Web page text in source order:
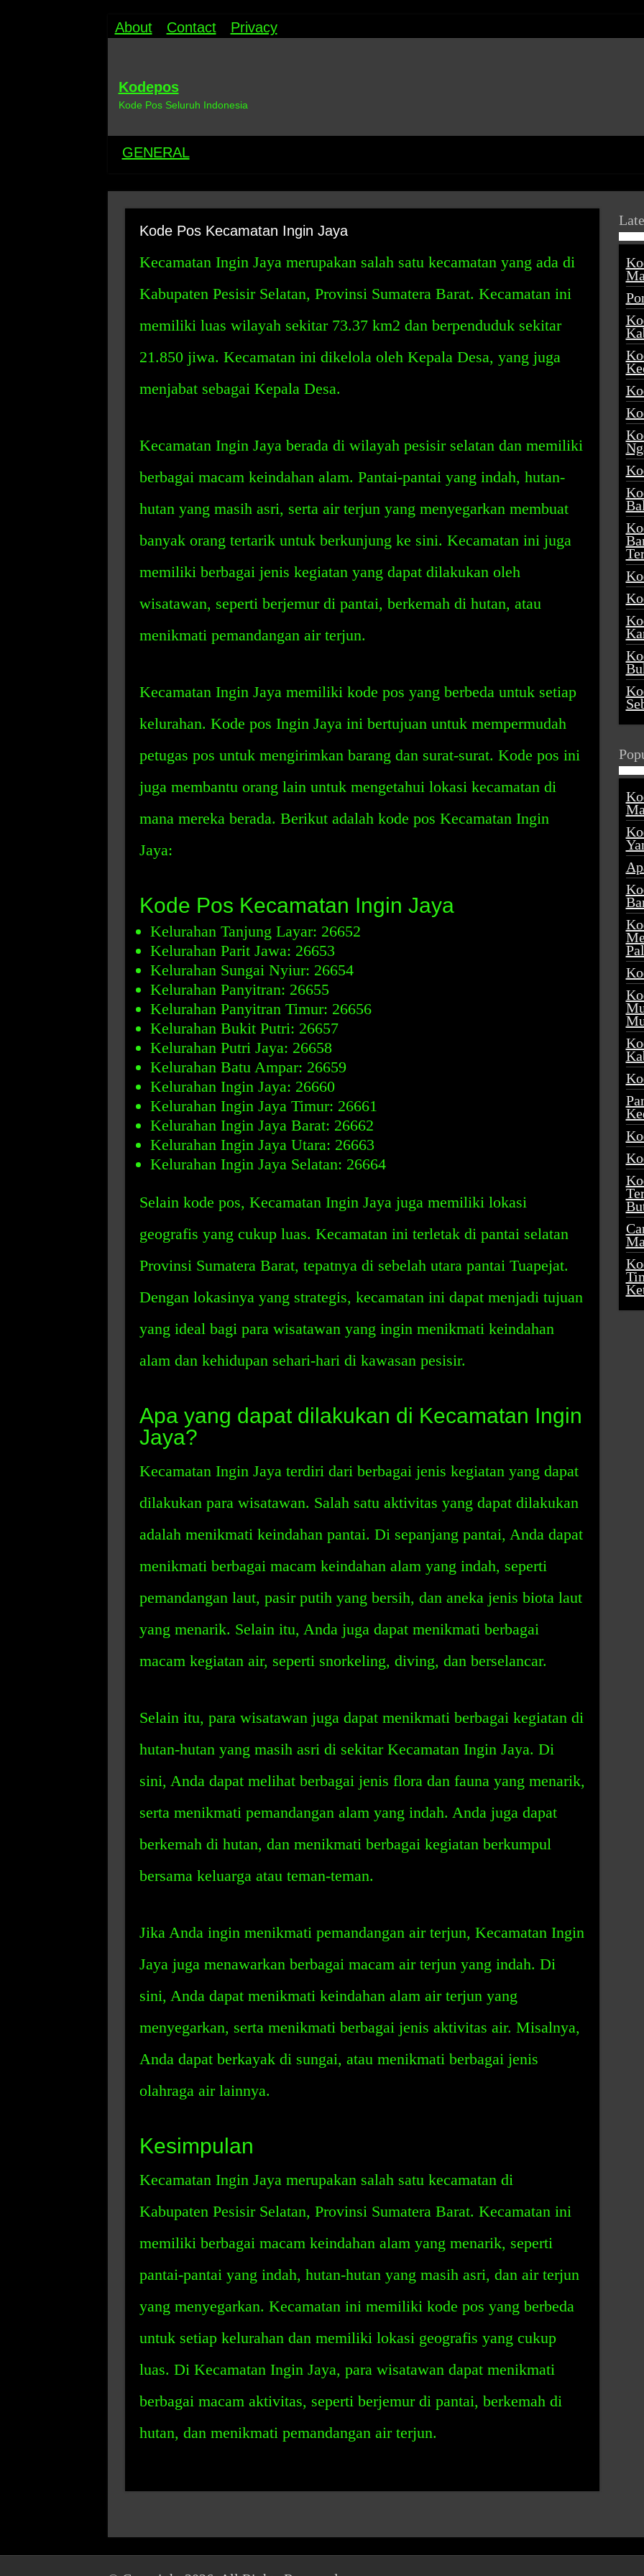
About Contact Privacy
Kodepos
Kode Pos Seluruh Indonesia
GENERAL
Kode Pos Kecamatan Ingin Jaya
Kecamatan Ingin Jaya merupakan salah satu kecamatan yang ada di
Kabupaten Pesisir Selatan, Provinsi Sumatera Barat. Kecamatan ini
memiliki luas wilayah sekitar 73.37 km2 dan berpenduduk sekitar
21.850 jiwa. Kecamatan ini dikelola oleh Kepala Desa, yang juga
menjabat sebagai Kepala Desa.
Kecamatan Ingin Jaya berada di wilayah pesisir selatan dan memiliki
berbagai macam keindahan alam. Pantai-pantai yang indah, hutan-
hutan yang masih asri, serta air terjun yang menyegarkan membuat
banyak orang tertarik untuk berkunjung ke sini. Kecamatan ini juga
memiliki berbagai jenis kegiatan yang dapat dilakukan oleh
wisatawan, seperti berjemur di pantai, berkemah di hutan, atau
menikmati pemandangan air terjun.
Kecamatan Ingin Jaya memiliki kode pos yang berbeda untuk setiap
kelurahan. Kode pos Ingin Jaya ini bertujuan untuk mempermudah
petugas pos untuk mengirimkan barang dan surat-surat. Kode pos ini
juga membantu orang lain untuk mengetahui lokasi kecamatan di
mana mereka berada. Berikut adalah kode pos Kecamatan Ingin
Jaya:
Kode Pos Kecamatan Ingin Jaya
Kelurahan Tanjung Layar: 26652
Kelurahan Parit Jawa: 26653
Kelurahan Sungai Nyiur: 26654
Kelurahan Panyitran: 26655
Kelurahan Panyitran Timur: 26656
Kelurahan Bukit Putri: 26657
Kelurahan Putri Jaya: 26658
Kelurahan Batu Ampar: 26659
Kelurahan Ingin Jaya: 26660
Kelurahan Ingin Jaya Timur: 26661
Kelurahan Ingin Jaya Barat: 26662
Kelurahan Ingin Jaya Utara: 26663
Kelurahan Ingin Jaya Selatan: 26664
Selain kode pos, Kecamatan Ingin Jaya juga memiliki lokasi
geografis yang cukup luas. Kecamatan ini terletak di pantai selatan
Provinsi Sumatera Barat, tepatnya di sebelah utara pantai Tuapejat.
Dengan lokasinya yang strategis, kecamatan ini dapat menjadi tujuan
yang ideal bagi para wisatawan yang ingin menikmati keindahan
alam dan kehidupan sehari-hari di kawasan pesisir.
Apa yang dapat dilakukan di Kecamatan Ingin
Jaya?
Kecamatan Ingin Jaya terdiri dari berbagai jenis kegiatan yang dapat
dilakukan para wisatawan. Salah satu aktivitas yang dapat dilakukan
adalah menikmati keindahan pantai. Di sepanjang pantai, Anda dapat
menikmati berbagai macam keindahan alam yang indah, seperti
pemandangan laut, pasir putih yang bersih, dan aneka jenis biota laut
yang menarik. Selain itu, Anda juga dapat menikmati berbagai
macam kegiatan air, seperti snorkeling, diving, dan berselancar.
Selain itu, para wisatawan juga dapat menikmati berbagai kegiatan di
hutan-hutan yang masih asri di sekitar Kecamatan Ingin Jaya. Di
sini, Anda dapat melihat berbagai jenis flora dan fauna yang menarik,
serta menikmati pemandangan alam yang indah. Anda juga dapat
berkemah di hutan, dan menikmati berbagai kegiatan berkumpul
bersama keluarga atau teman-teman.
Jika Anda ingin menikmati pemandangan air terjun, Kecamatan Ingin
Jaya juga menawarkan berbagai macam air terjun yang indah. Di
sini, Anda dapat menikmati keindahan alam air terjun yang
menyegarkan, serta menikmati berbagai jenis aktivitas air. Misalnya,
Anda dapat berkayak di sungai, atau menikmati berbagai jenis
olahraga air lainnya.
Kesimpulan
Kecamatan Ingin Jaya merupakan salah satu kecamatan di
Kabupaten Pesisir Selatan, Provinsi Sumatera Barat. Kecamatan ini
memiliki berbagai macam keindahan alam yang menarik, seperti
pantai-pantai yang indah, hutan-hutan yang masih asri, dan air terjun
yang menyegarkan. Kecamatan ini memiliki kode pos yang berbeda
untuk setiap kelurahan dan memiliki lokasi geografis yang cukup
luas. Di Kecamatan Ingin Jaya, para wisatawan dapat menikmati
berbagai macam aktivitas, seperti berjemur di pantai, berkemah di
hutan, dan menikmati pemandangan air terjun.